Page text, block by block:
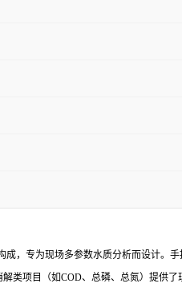
，专为现场多参数水质分析而设计。
项目（如COD、总磷、总氮）提供